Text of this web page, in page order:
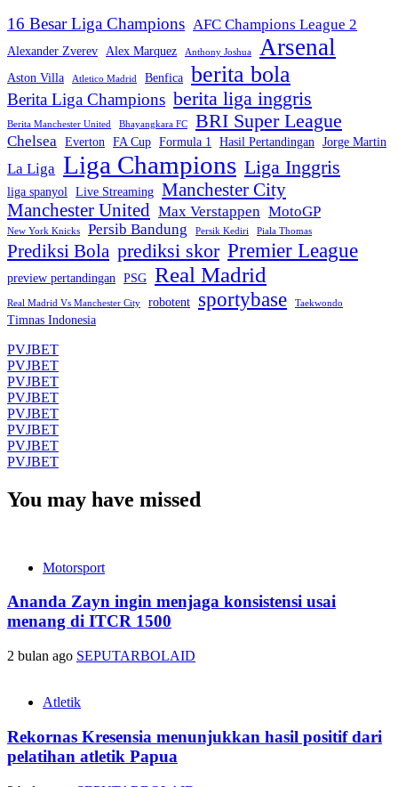
16 Besar Liga Champions AFC Champions League 2
Alexander Zverev Alex Marquez Anthony Joshua Arsenal
Aston Villa Atletico Madrid Benfica berita bola
Berita Liga Champions berita liga inggris
Berita Manchester United Bhayangkara FC BRI Super League
Chelsea Everton FA Cup Formula 1 Hasil Pertandingan Jorge Martin
La Liga Liga Champions Liga Inggris
liga spanyol Live Streaming Manchester City
Manchester United
Max Verstappen MotoGP
New York Knicks Persib Bandung Persik Kediri Piala Thomas
Prediksi Bola prediksi skor Premier League
preview pertandingan PSG Real Madrid
Real Madrid Vs Manchester City robotent sportybase Taekwondo
Timnas Indonesia
PVJBET
PVJBET
PVJBET
PVJBET
PVJBET
PVJBET
PVJBET
PVJBET
You may have missed
Motorsport
Ananda Zayn ingin menjaga konsistensi usai
menang di ITCR 1500
2 bulan ago SEPUTARBOLAID
Atletik
Rekornas Kresensia menunjukkan hasil positif dari
pelatihan atletik Papua